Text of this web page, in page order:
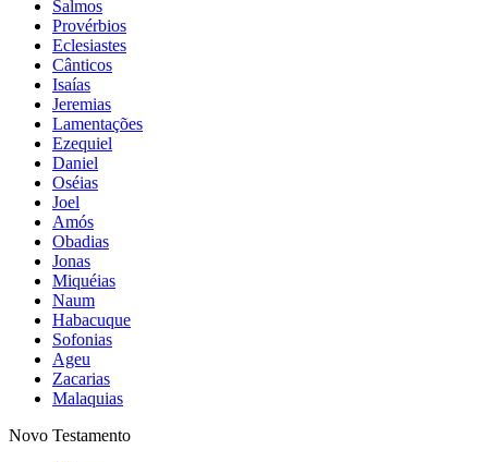
Salmos
Provérbios
Eclesiastes
Cânticos
Isaías
Jeremias
Lamentações
Ezequiel
Daniel
Oséias
Joel
Amós
Obadias
Jonas
Miquéias
Naum
Habacuque
Sofonias
Ageu
Zacarias
Malaquias
Novo Testamento